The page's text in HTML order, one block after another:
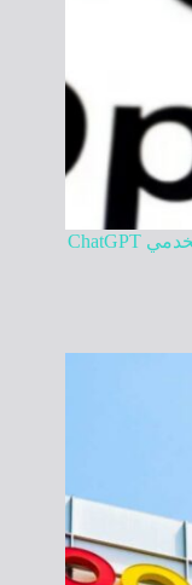
أوبن إيه آي تلغي قيود المحادثات النصية لمستخدمي ChatGPT